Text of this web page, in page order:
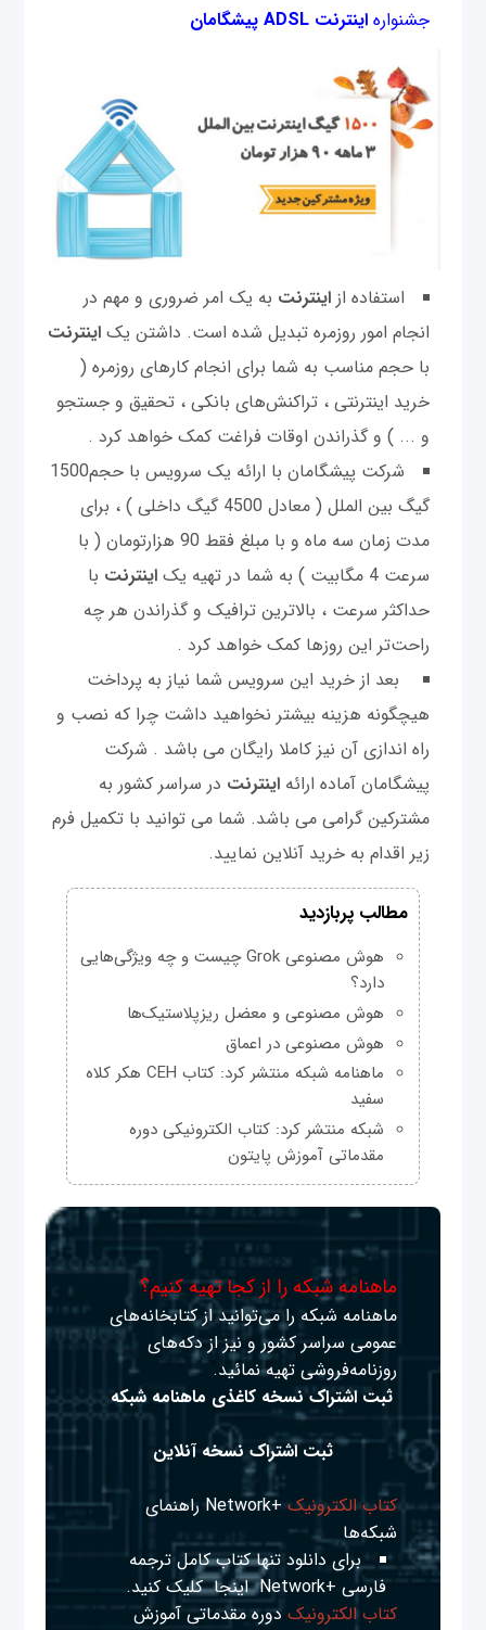
جشنواره اینترنت ADSL پیشگامان
استفاده از اینترنت به یک امر ضروری و مهم در
انجام امور روزمره‌ تبدیل شده است. داشتن یک اینترنت
با حجم مناسب به شما برای انجام کارهای روزمره (
خرید اینترنتی ، تراکنش‌های بانکی ، تحقیق و جستجو
و ... ) و گذراندن اوقات فراغت کمک خواهد کرد .
شرکت پیشگامان با ارائه یک سرویس با حجم1500
گیگ بین الملل ( معادل 4500 گیگ داخلی ) ، برای
مدت زمان سه ماه و با مبلغ فقط 90 هزارتومان ( با
سرعت 4 مگابیت ) به شما در تهیه یک
اینترنت با
حداکثر سرعت ، بالاترین ترافیک و گذراندن هر چه
راحت‌تر این روزها کمک خواهد کرد .
بعد از خرید این سرویس شما نیاز به پرداخت
هیچگونه هزینه بیشتر نخواهید داشت چرا که نصب و
راه اندازی آن نیز کاملا رایگان می باشد . شرکت
پیشگامان آماده ارائه اینترنت در سراسر کشور به
مشترکین گرامی می باشد. شما می توانید با تکمیل فرم
زیر اقدام به خرید آنلاین نمایید.
مطالب پربازدید
هوش مصنوعی Grok چیست و چه ویژگی‌هایی
دارد؟
هوش مصنوعی و معضل ریزپلاستیک‌ها
هوش مصنوعی در اعماق
ماهنامه شبکه منتشر کرد: کتاب CEH هکر کلاه
سفید
شبکه منتشر کرد: کتاب الکترونیکی دوره
مقدماتی آموزش پایتون
ماهنامه شبکه را از کجا تهیه کنیم؟
ماهنامه شبکه را می‌توانید از کتابخانه‌های
عمومی سراسر کشور و نیز از دکه‌های
روزنامه‌فروشی تهیه نمائید.
ثبت اشتراک نسخه کاغذی ماهنامه شبکه
ثبت اشتراک نسخه آنلاین
کتاب الکترونیک
+Network راهنمای
شبکه‌ها
برای دانلود تنها کتاب کامل ترجمه
فارسی +Network
اینجا کلیک کنید.
کتاب الکترونیک دوره مقدماتی آموزش